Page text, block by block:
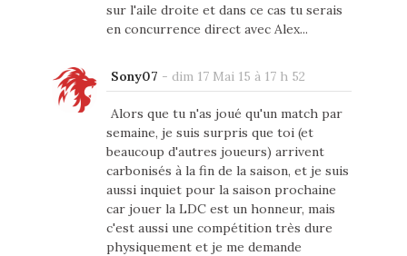
sur l'aile droite et dans ce cas tu serais
en concurrence direct avec Alex...
Sony07 - dim 17 Mai 15 à 17 h 52
Alors que tu n'as joué qu'un match par
semaine, je suis surpris que toi (et
beaucoup d'autres joueurs) arrivent
carbonisés à la fin de la saison, et je suis
aussi inquiet pour la saison prochaine
car jouer la LDC est un honneur, mais
c'est aussi une compétition très dure
physiquement et je me demande